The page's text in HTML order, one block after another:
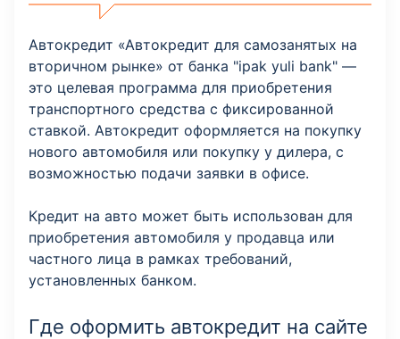
Автокредит «Автокредит для самозанятых на
вторичном рынке» от банка "ipak yuli bank" —
это целевая программа для приобретения
транспортного средства с фиксированной
ставкой. Автокредит оформляется на покупку
нового автомобиля или покупку у дилера, с
возможностью подачи заявки в офисе.
Кредит на авто может быть использован для
приобретения автомобиля у продавца или
частного лица в рамках требований,
установленных банком.
Где оформить автокредит на сайте